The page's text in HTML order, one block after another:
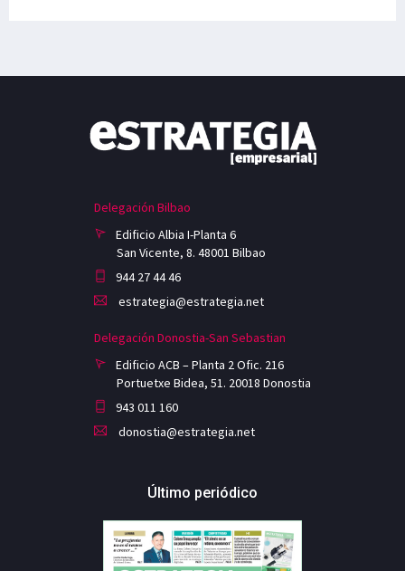
Delegación Bilbao
Edificio Albia I-Planta 6
San Vicente, 8. 48001 Bilbao
944 27 44 46
estrategia@estrategia.net
Delegación Donostia-San Sebastian
Edificio ACB – Planta 2 Ofic. 216
Portuetxe Bidea, 51. 20018 Donostia
943 011 160
donostia@estrategia.net
Último periódico